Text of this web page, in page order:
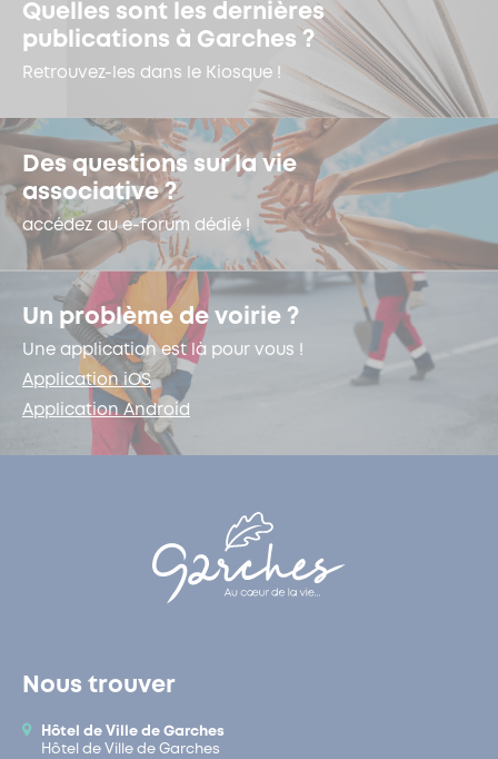
Quelles sont les dernières
publications à Garches ?
Retrouvez-les dans le Kiosque !
Des questions sur la vie
associative ?
accédez au e-forum dédié !
Un problème de voirie ?
Une application est là pour vous !
Application iOS
Application Android
Nous trouver
Hôtel de Ville de Garches
Hôtel de Ville de Garches